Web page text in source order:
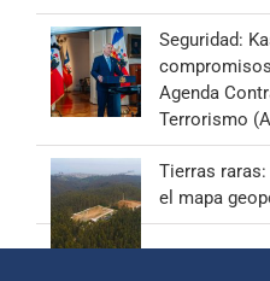
Seguridad:
Agenda
Terrorismo
Tierras
el mapa